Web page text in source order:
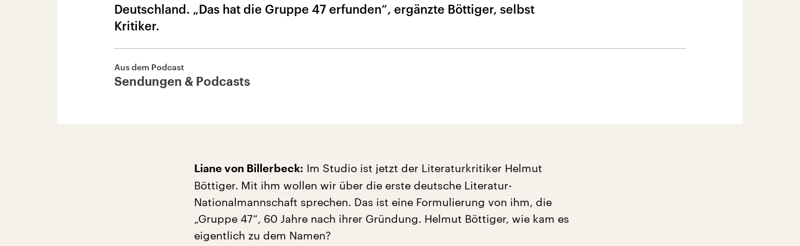
Deutschland. „Das hat die Gruppe 47 erfunden“, ergänzte Böttiger, selbst
Kritiker.
Aus dem Podcast
Sendungen & Podcasts
Liane von Billerbeck: Im Studio ist jetzt der Literaturkritiker Helmut
Böttiger. Mit ihm wollen wir über die erste deutsche Literatur-
Nationalmannschaft sprechen. Das ist eine Formulierung von ihm, die
„Gruppe 47“, 60 Jahre nach ihrer Gründung. Helmut Böttiger, wie kam es
eigentlich zu dem Namen?